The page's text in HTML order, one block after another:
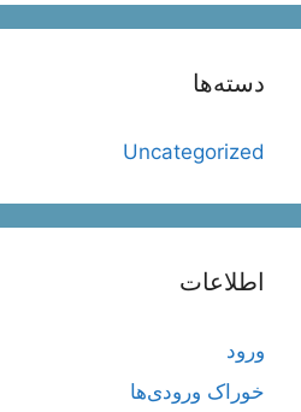
دسته‌ها
Uncategorized
اطلاعات
ورود
خوراک ورودی‌ها